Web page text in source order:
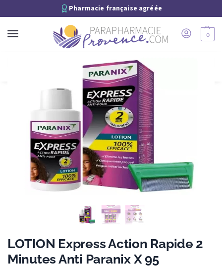
Pharmacie française agréée
0
LOTION Express Action Rapide 2
Minutes Anti Paranix X 95